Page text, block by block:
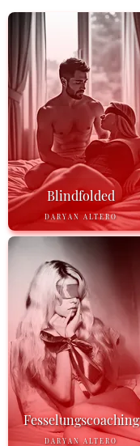
Blindfolded
DARYAN ALTERO
Fesselungscoaching
DARYAN ALTERO